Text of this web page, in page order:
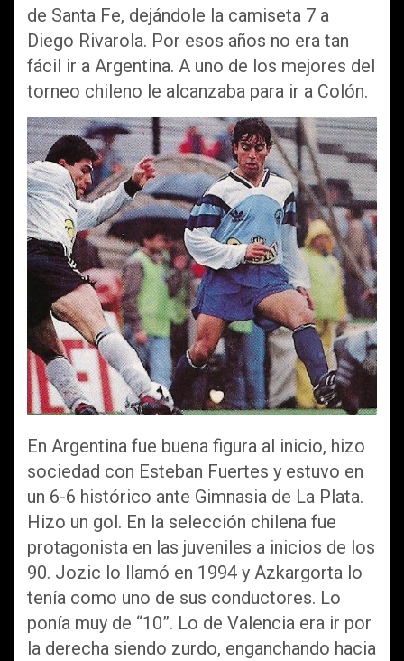
de Santa Fe, dejándole la camiseta 7 a
Diego Rivarola. Por esos años no era tan
fácil ir a Argentina. A uno de los mejores del
torneo chileno le alcanzaba para ir a Colón.
En Argentina fue buena figura al inicio, hizo
sociedad con Esteban Fuertes y estuvo en
un 6-6 histórico ante Gimnasia de La Plata.
Hizo un gol. En la selección chilena fue
protagonista en las juveniles a inicios de los
90. Jozic lo llamó en 1994 y Azkargorta lo
tenía como uno de sus conductores. Lo
ponía muy de “10”. Lo de Valencia era ir por
la derecha siendo zurdo, enganchando hacia